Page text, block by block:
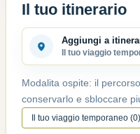
Il tuo itinerario
Aggiungi a
Il tuo viaggio
Modalita ospite: il
conservarlo e sbloccare
Percorso attivo